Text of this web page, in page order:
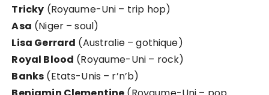
Tricky (Royaume-Uni – trip hop)
Asa (Niger – soul)
Lisa Gerrard (Australie – gothique)
Royal Blood (Royaume-Uni – rock)
Banks (Etats-Unis – r’n’b)